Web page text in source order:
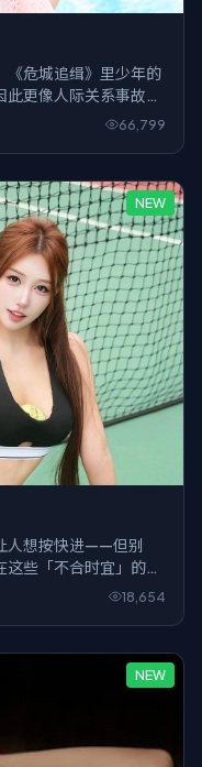
《危城追缉》里少年的
更像人际关系事故，
66,799
NEW
人想按快进——但别
些「不合时宜」的空
18,654
NEW